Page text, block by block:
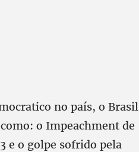
no país, o Brasil
o Impeachment de
e o golpe sofrido pela